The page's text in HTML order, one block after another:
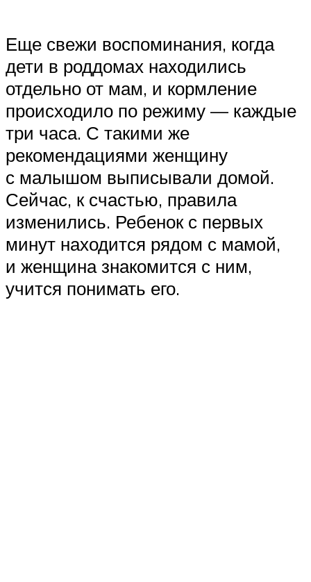
Еще свежи воспоминания, когда
дети в роддомах находились
отдельно от мам, и кормление
происходило по режиму — каждые
три часа. С такими же
рекомендациями женщину
с малышом выписывали домой.
Сейчас, к счастью, правила
изменились. Ребенок с первых
минут находится рядом с мамой,
и женщина знакомится с ним,
учится понимать его.